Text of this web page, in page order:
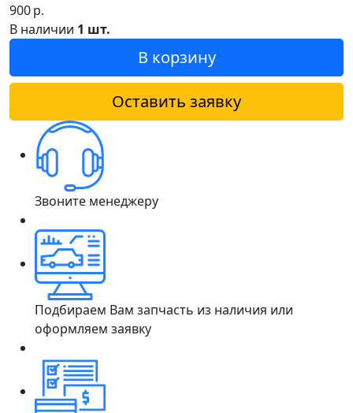
900р.
В наличии 1 шт.
В корзину
Оставить заявку
Звоните менеджеру
Подбираем Вам запчасть из наличия или
оформляем заявку